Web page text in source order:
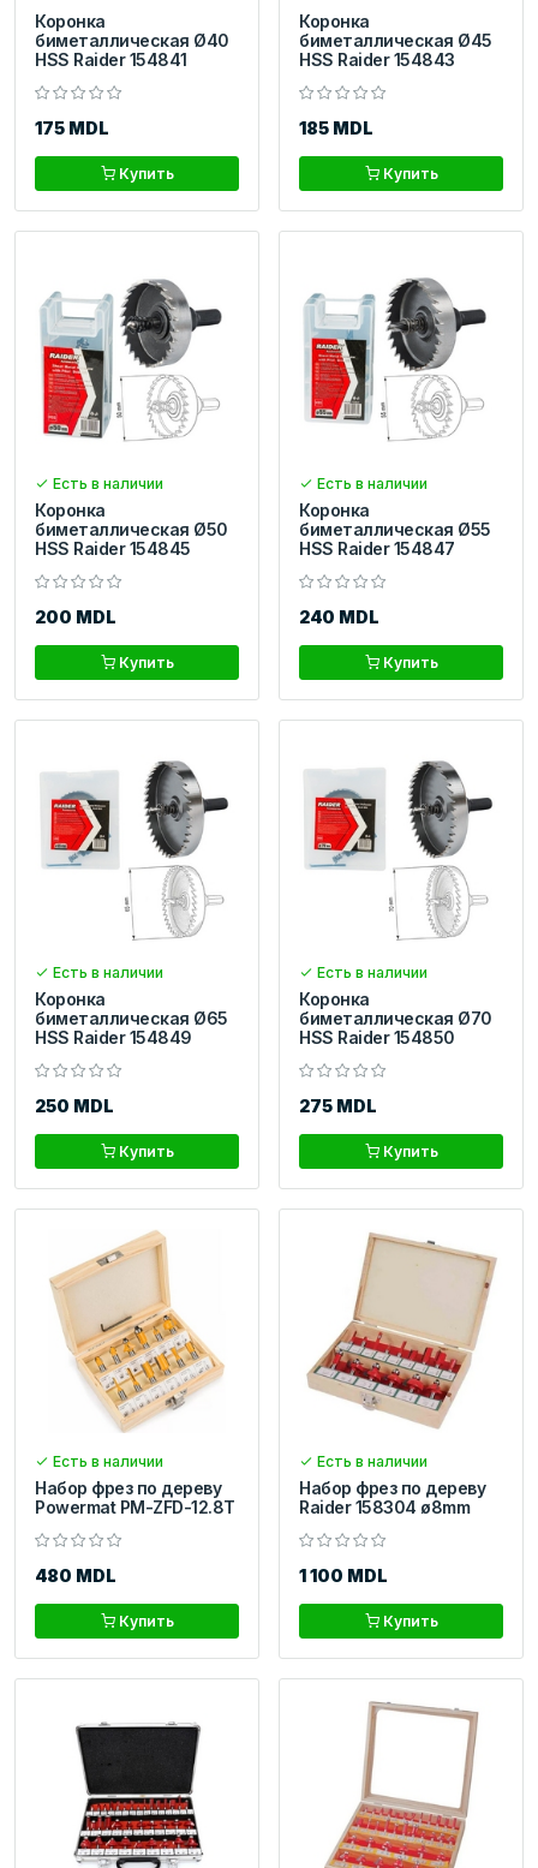
Коронка
биметаллическая Ø40
HSS Raider 154841
175 MDL
Купить
Коронка
биметаллическая Ø45
HSS Raider 154843
185 MDL
Купить
Есть в наличии
Коронка
биметаллическая Ø50
HSS Raider 154845
200 MDL
Купить
Есть в наличии
Коронка
биметаллическая Ø55
HSS Raider 154847
240 MDL
Купить
Есть в наличии
Коронка
биметаллическая Ø65
HSS Raider 154849
250 MDL
Купить
Есть в наличии
Коронка
биметаллическая Ø70
HSS Raider 154850
275 MDL
Купить
Есть в наличии
Набор фрез по дереву
Powermat PM-ZFD-12.8T
480 MDL
Купить
Есть в наличии
Набор фрез по дереву
Raider 158304 ø8mm
1 100 MDL
Купить